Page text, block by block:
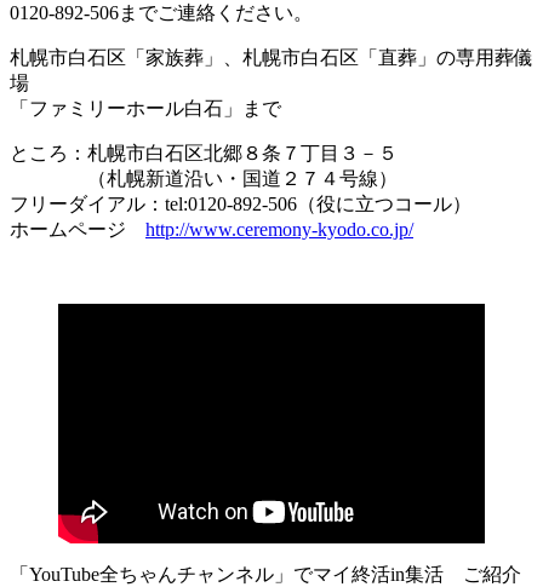
0120-892-506までご連絡ください。
札幌市白石区「家族葬」、札幌市白石区「直葬」の専用葬儀
場
「ファミリーホール白石」まで
ところ：札幌市白石区北郷８条７丁目３－５
（札幌新道沿い・国道２７４号線）
フリーダイアル：tel:0120-892-506（役に立つコール）
ホームページ http://www.ceremony-kyodo.co.jp/
「YouTube全ちゃんチャンネル」でマイ終活in集活 ご紹介